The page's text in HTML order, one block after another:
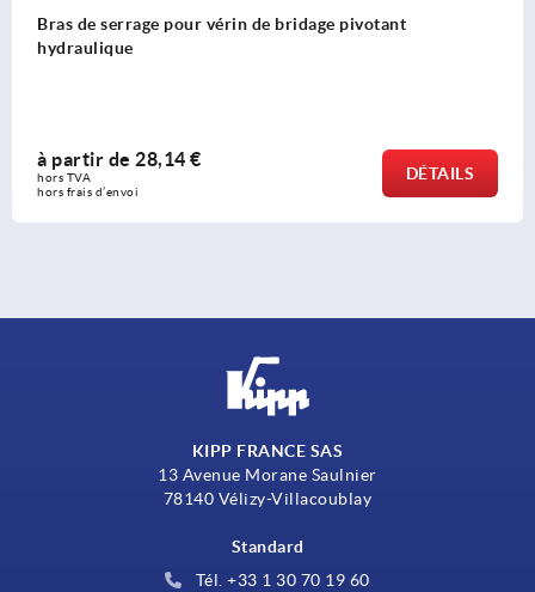
Bras de serrage pour vérin de bridage pivotant
hydraulique
à partir de 28,14 €
hors TVA
hors frais d’envoi
DÉTAILS
KIPP FRANCE SAS
13 Avenue Morane Saulnier
78140 Vélizy-Villacoublay
Standard
Tél. +33 1 30 70 19 60